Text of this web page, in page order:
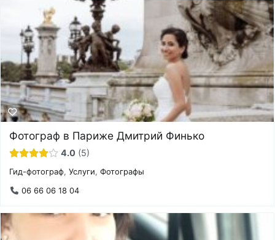
Фотограф в Париже Дмитрий Финько
4.0 5
Гид-фотограф,Услуги,Фотографы
06 66 06 18 04